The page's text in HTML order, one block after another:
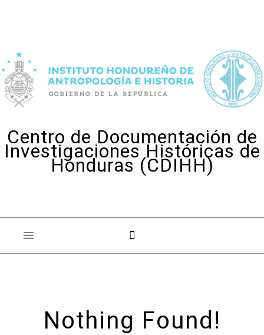
Centro de Documentación de
Investigaciones Históricas de
Honduras (CDIHH)
Nothing Found!